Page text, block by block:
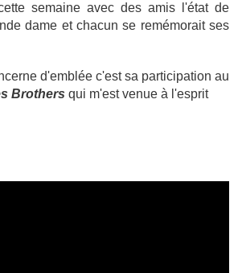
semaine avec des amis l'état de
dame et chacun se remémorait ses
d'emblée c'est sa participation au
Brothers qui m'est venue à l'esprit